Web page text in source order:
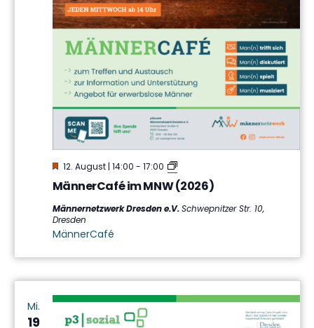
MännerCafé im MNW (2026)
Hervorgehoben
12. August | 14:00 - 17:00
MännerCafé
im
MNW
Männernetzwerk Dresden e.V.Schwepnitzer Str. 10,
Dresden
MännerCafé
Mi.
19